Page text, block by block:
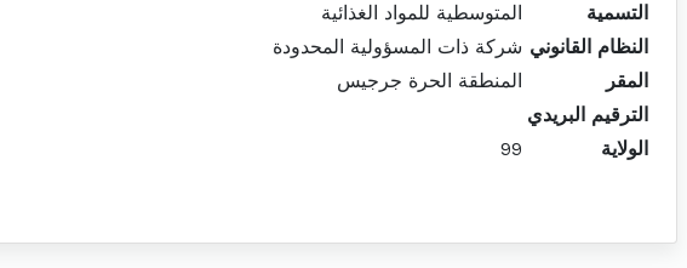
التسمية
المتوسطية للمواد الغذائية
النظام القانوني شركة ذات المسؤولية المحدودة
المقر
المنطقة الحرة جرجيس
الترقيم البريدي
الولاية
99